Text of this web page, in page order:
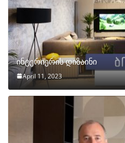
ინტერიერის დიზაინი
April 11, 2023